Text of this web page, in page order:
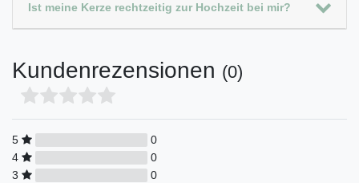
Ist meine Kerze rechtzeitig zur Hochzeit bei mir?
Kundenrezensionen (0)
5
0
4
0
3
0